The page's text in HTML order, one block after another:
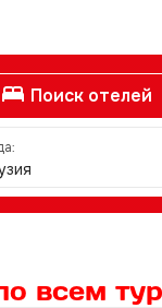
Поиск отелей
всем